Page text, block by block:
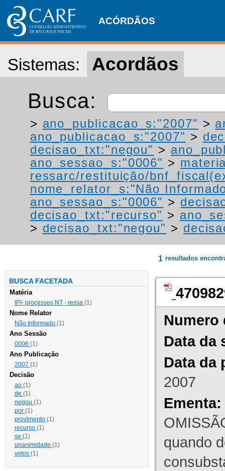
ACÓRDÃOS
Sistemas: Acordãos
Busca:
> ano_publicacao_s:"2007" >
ano_publicacao_s:"2007" >
decisao_txt:"negou" >
ano_sessao_s:"0006" >
ressarc/restituição/
nome_relator_s:"Não
ano_sessao_s:"0006" >
decisao_txt:"recurso" >
> decisao_txt:"negou" >
BUSCA FACETADA
Matéria
IPI- processos NT - ressa (1)
Nome Relator
Não Informado (1)
Ano Sessão
0006 (1)
Ano Publicação
2007 (1)
Decisão
ao (1)
de (1)
negou (1)
por (1)
provimento (1)
recurso (1)
se (1)
unanimidade (1)
votos (1)
1 resultados
Numero
Data da
Data da
2007
Ementa:
quando